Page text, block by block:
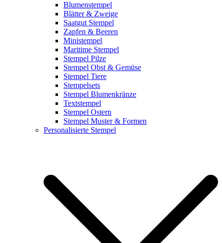
Blumenstempel
Blätter & Zweige
Saatgut Stempel
Zapfen & Beeren
Ministempel
Maritime Stempel
Stempel Pilze
Stempel Obst & Gemüse
Stempel Tiere
Stempelsets
Stempel Blumenkränze
Textstempel
Stempel Ostern
Stempel Muster & Formen
Personalisierte Stempel